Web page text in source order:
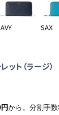
SAX
ト（ラージ）
から。分割手